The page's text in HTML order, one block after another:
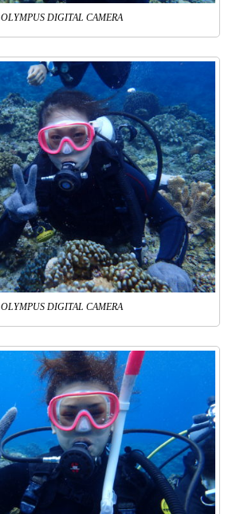
OLYMPUS DIGITAL CAMERA
OLYMPUS DIGITAL CAMERA